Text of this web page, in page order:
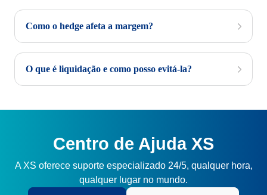
Como o hedge afeta a margem?
O que é liquidação e como posso evitá-la?
Centro de Ajuda XS
A XS oferece suporte especializado 24/5, qualquer hora,
qualquer lugar no mundo.